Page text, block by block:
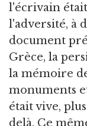
l'écrivain
l'adversité, à
document
Grèce, la
la mémoire
monuments
était vive,
delà. Ce